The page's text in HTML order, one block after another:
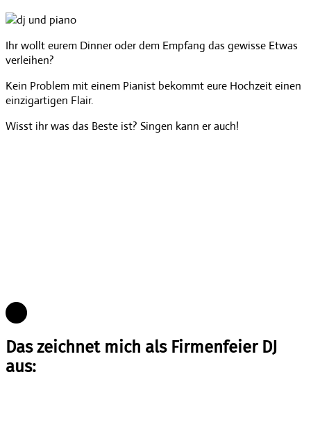
Ihr wollt eurem Dinner oder dem Empfang das gewisse Etwas
verleihen?
Kein Problem mit einem Pianist bekommt eure Hochzeit einen
einzigartigen Flair.
Wisst ihr was das Beste ist? Singen kann er auch!
Das zeichnet mich als Firmenfeier DJ
aus: